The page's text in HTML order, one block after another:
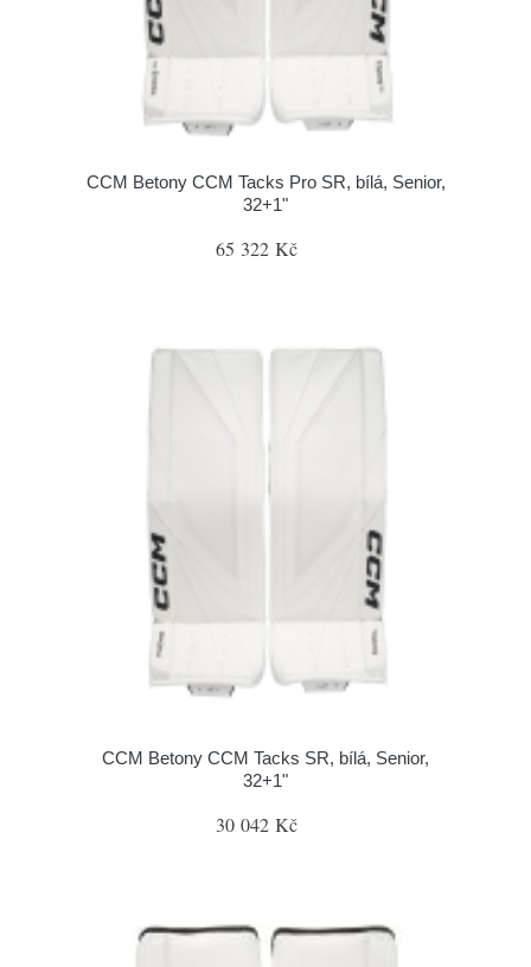
CCM Betony CCM Tacks Pro SR, bílá, Senior,
32+1"
65 322 Kč
CCM Betony CCM Tacks SR, bílá, Senior,
32+1"
30 042 Kč